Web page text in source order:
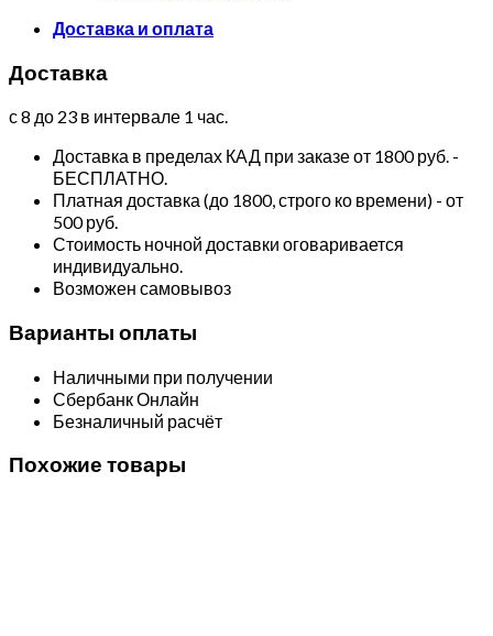
Доставка и оплата
Доставка
с 8 до 23 в интервале 1 час.
Доставка в пределах КАД при заказе от 1800 руб. -
БЕСПЛАТНО.
Платная доставка (до 1800, строго ко времени) - от
500 руб.
Стоимость ночной доставки оговаривается
индивидуально.
Возможен самовывоз
Варианты оплаты
Наличными при получении
Сбербанк Онлайн
Безналичный расчёт
Похожие товары